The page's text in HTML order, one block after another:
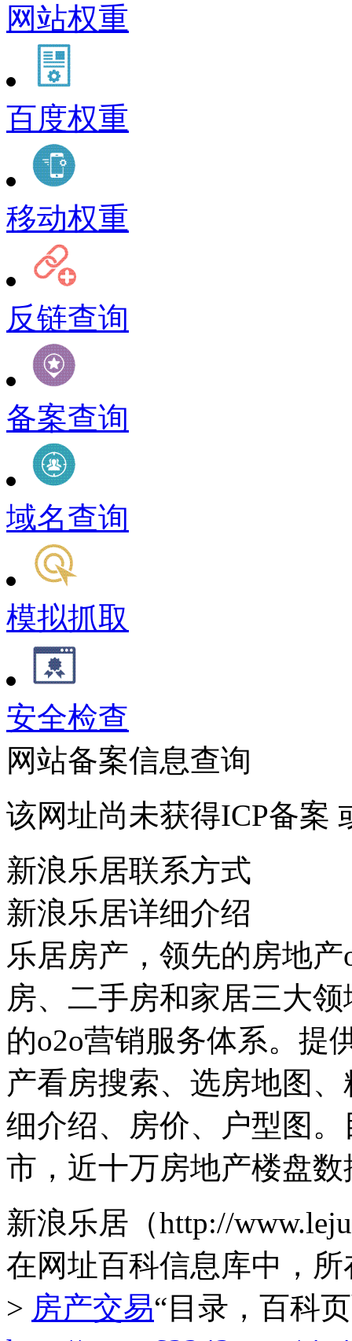
网站权重
百度权重
移动权重
反链查询
备案查询
域名查询
模拟抓取
安全检查
网站备案信息查询
该网址尚未获得ICP备案
新浪乐居联系方式
新浪乐居详细介绍
乐居房产，领先的房地
房、二手房和家居三大
的o2o营销服务体系。提
产看房搜索、选房地图
细介绍、房价、户型图
市，近十万房地产楼盘
新浪乐居（http://
在网址百科信息库中，
> 房产交易“目录，百科